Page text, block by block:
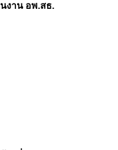
งาน อพ.สธ.